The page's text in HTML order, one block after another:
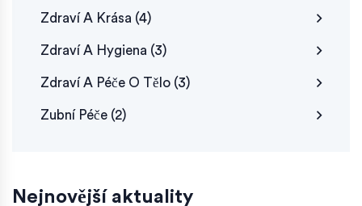
Zdraví A Krása (4)
Zdraví A Hygiena (3)
Zdraví A Péče O Tělo (3)
Zubní Péče (2)
Nejnovější aktuality